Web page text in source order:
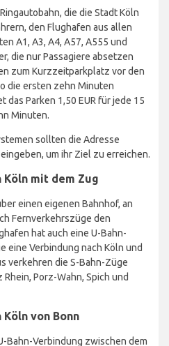
die die Stadt Köln
den Flughafen aus allen
A1, A3, A4, A57, A555 und
die nur Passagiere absetzen
zum Kurzzeitparkplatz vor den
die ersten zehn Minuten
das Parken 1,50 EUR für jede 15
Minuten.
sollten die Adresse
um ihr Ziel zu erreichen.
mit dem Zug
einen eigenen Bahnhof, an
Fernverkehrszüge den
hat auch eine U-Bahn-
eine Verbindung nach Köln und
verkehren die S-Bahn-Züge
Porz-Wahn, Spich und
von Bonn
Bahn-Verbindung zwischen dem